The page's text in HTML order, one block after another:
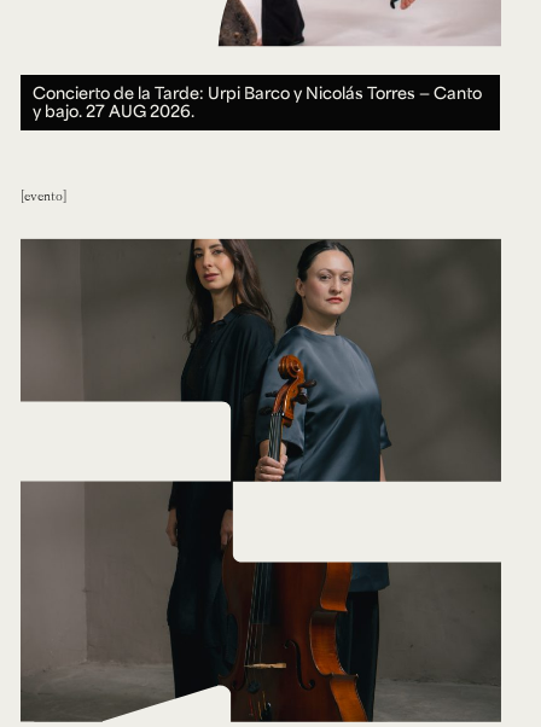
Concierto de la Tarde: Urpi Barco y Nicolás Torres — Canto
y bajo.27 AUG 2026.
evento